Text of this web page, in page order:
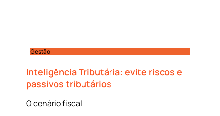
Gestão
Inteligência Tributária: evite riscos e
passivos tributários
O cenário fiscal